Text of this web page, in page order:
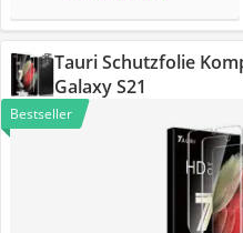
Tauri Schutzfolie
Galaxy S21
Bestseller